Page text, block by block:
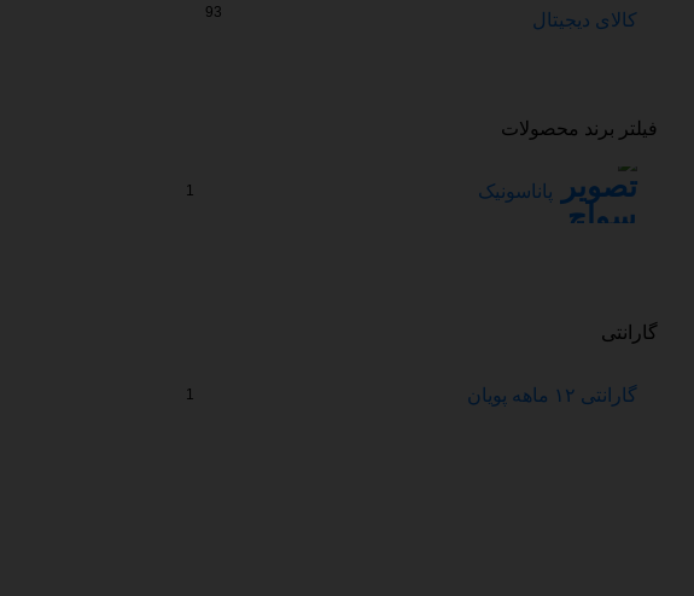
کالای دیجیتال 93
فیلتر برند محصولات
پاناسونیک 1
گارانتی
گارانتی ۱۲ ماهه پویان 1